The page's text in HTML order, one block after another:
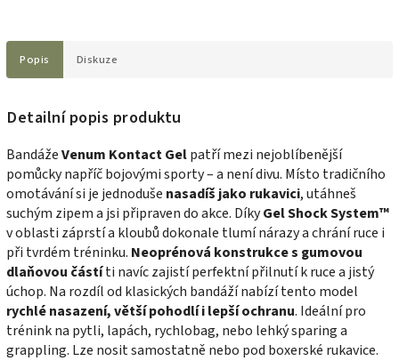
Popis Diskuze
Detailní popis produktu
BandážeVenum Kontact Gelpatří mezi nejoblíbenější
pomůcky napříč bojovými sporty – a není divu. Místo tradičního
omotávání si je jednoduše nasadíš jako rukavici, utáhneš
suchým zipem a jsi připraven do akce. DíkyGel Shock System™
v oblasti záprstí a kloubů dokonale tlumí nárazy a chrání ruce i
při tvrdém tréninku. Neoprénová konstrukce s gumovou
dlaňovou částíti navíc zajistí perfektní přilnutí k ruce a jistý
úchop. Na rozdíl od klasických bandáží nabízí tento model
rychlé nasazení, větší pohodlí i lepší ochranu. Ideální pro
trénink na pytli, lapách, rychlobag, nebo lehký sparing a
grappling. Lze nosit samostatně nebo pod boxerské rukavice.